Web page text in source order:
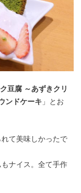
豆腐 ～あずきクリ
ンドケーキ 」とお
て美味しかったで
ナイス。全て手作